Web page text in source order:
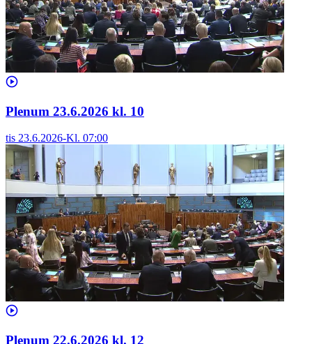
Plenum 23.6.2026 kl. 10
tis 23.6.2026-Kl. 07:00
Plenum 22.6.2026 kl. 12